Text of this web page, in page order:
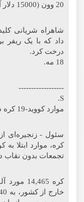
20 وون (15000 دلار آمریکا) جریمه محکوم شد.
داد که با یک ریفر
درخت کرد.
18 مه.
------------------
S.
موارد کووید-19 کره در میان فعالیت‌های بدون ماسک
سئول - زنجیره‌ای
تجمعات بدون نقاب